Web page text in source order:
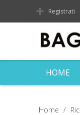
Registrati
HOME
Home /